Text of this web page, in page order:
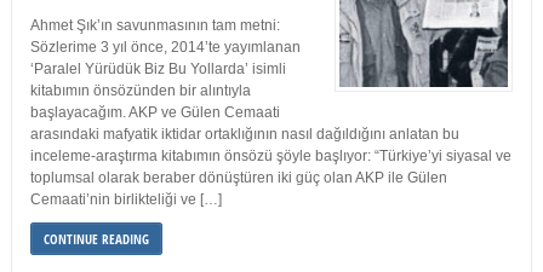
Ahmet Şık’ın savunmasının tam metni:
Sözlerime 3 yıl önce, 2014’te yayımlanan
‘Paralel Yürüdük Biz Bu Yollarda’ isimli
kitabımın önsözünden bir alıntıyla
başlayacağım. AKP ve Gülen Cemaati
arasındaki mafyatik iktidar ortaklığının nasıl dağıldığını anlatan bu
inceleme-araştırma kitabımın önsözü şöyle başlıyor: “Türkiye’yi siyasal ve
toplumsal olarak beraber dönüştüren iki güç olan AKP ile Gülen
Cemaati’nin birlikteliği ve […]
CONTINUE READING